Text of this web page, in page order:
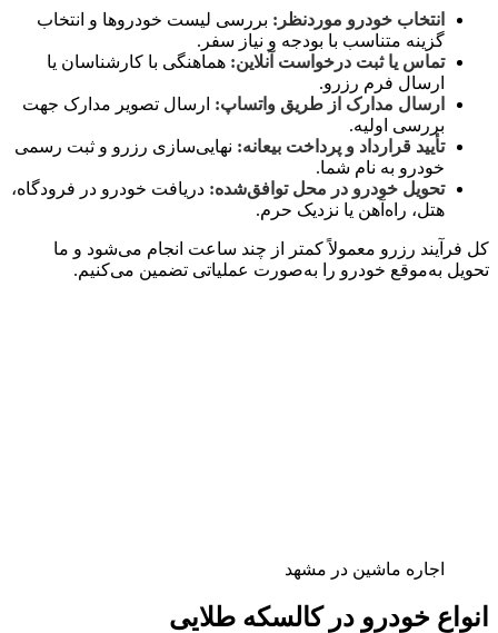
انتخاب خودرو موردنظر: بررسی لیست خودروها و انتخاب
گزینه متناسب با بودجه و نیاز سفر.
تماس یا ثبت درخواست آنلاین: هماهنگی با کارشناسان یا
ارسال فرم رزرو.
ارسال مدارک از طریق واتساپ: ارسال تصویر مدارک جهت
بررسی اولیه.
تأیید قرارداد و پرداخت بیعانه: نهایی‌سازی رزرو و ثبت رسمی
خودرو به نام شما.
تحویل خودرو در محل توافق‌شده: دریافت خودرو در فرودگاه،
هتل، راه‌آهن یا نزدیک حرم.
کل فرآیند رزرو معمولاً کمتر از چند ساعت انجام می‌شود و ما
تحویل به‌موقع خودرو را به‌صورت عملیاتی تضمین می‌کنیم.
اجاره ماشین در مشهد
انواع خودرو در کالسکه طلایی